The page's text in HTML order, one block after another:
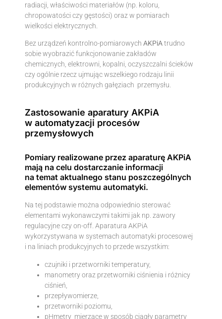
radiacji, właściwości materiałów (np. koloru,
chropowatości czy gęstości) oraz w pomiarach
wielkości elektrycznych.
Bez urządzeń kontrolno-pomiarowych AKPiAtrudno
sobie wyobrazić funkcjonowanie zakładów
chemicznych, elektrowni, kopalni, oczyszczalni ścieków
czy ogólnie rzecz ujmując wszelkiego rodzaju linii
produkcyjnych w różnych gałęziach przemysłu.
Zastosowanie aparatury AKPiA
w automatyzacji procesów
przemysłowych
Pomiary realizowane przez aparaturę AKPiA
mają na celu dostarczanie informacji
na temat aktualnego stanu poszczególnych
elementów systemu automatyki.
Na tej podstawie można odpowiednio sterować
elementami wykonawczymi takimi jak np. zawory
regulacyjne czy on-off. Aparatura AKPiA
wykorzystywana w systemach automatyki procesowej
i na liniach produkcyjnych to przede wszystkim:
czujniki i przetworniki temperatury,
manometry oraz przetworniki ciśnienia i różnicy
ciśnień,
przepływomierze,
przetworniki poziomu,
pHmetry mierzące w sposób ciągły parametry